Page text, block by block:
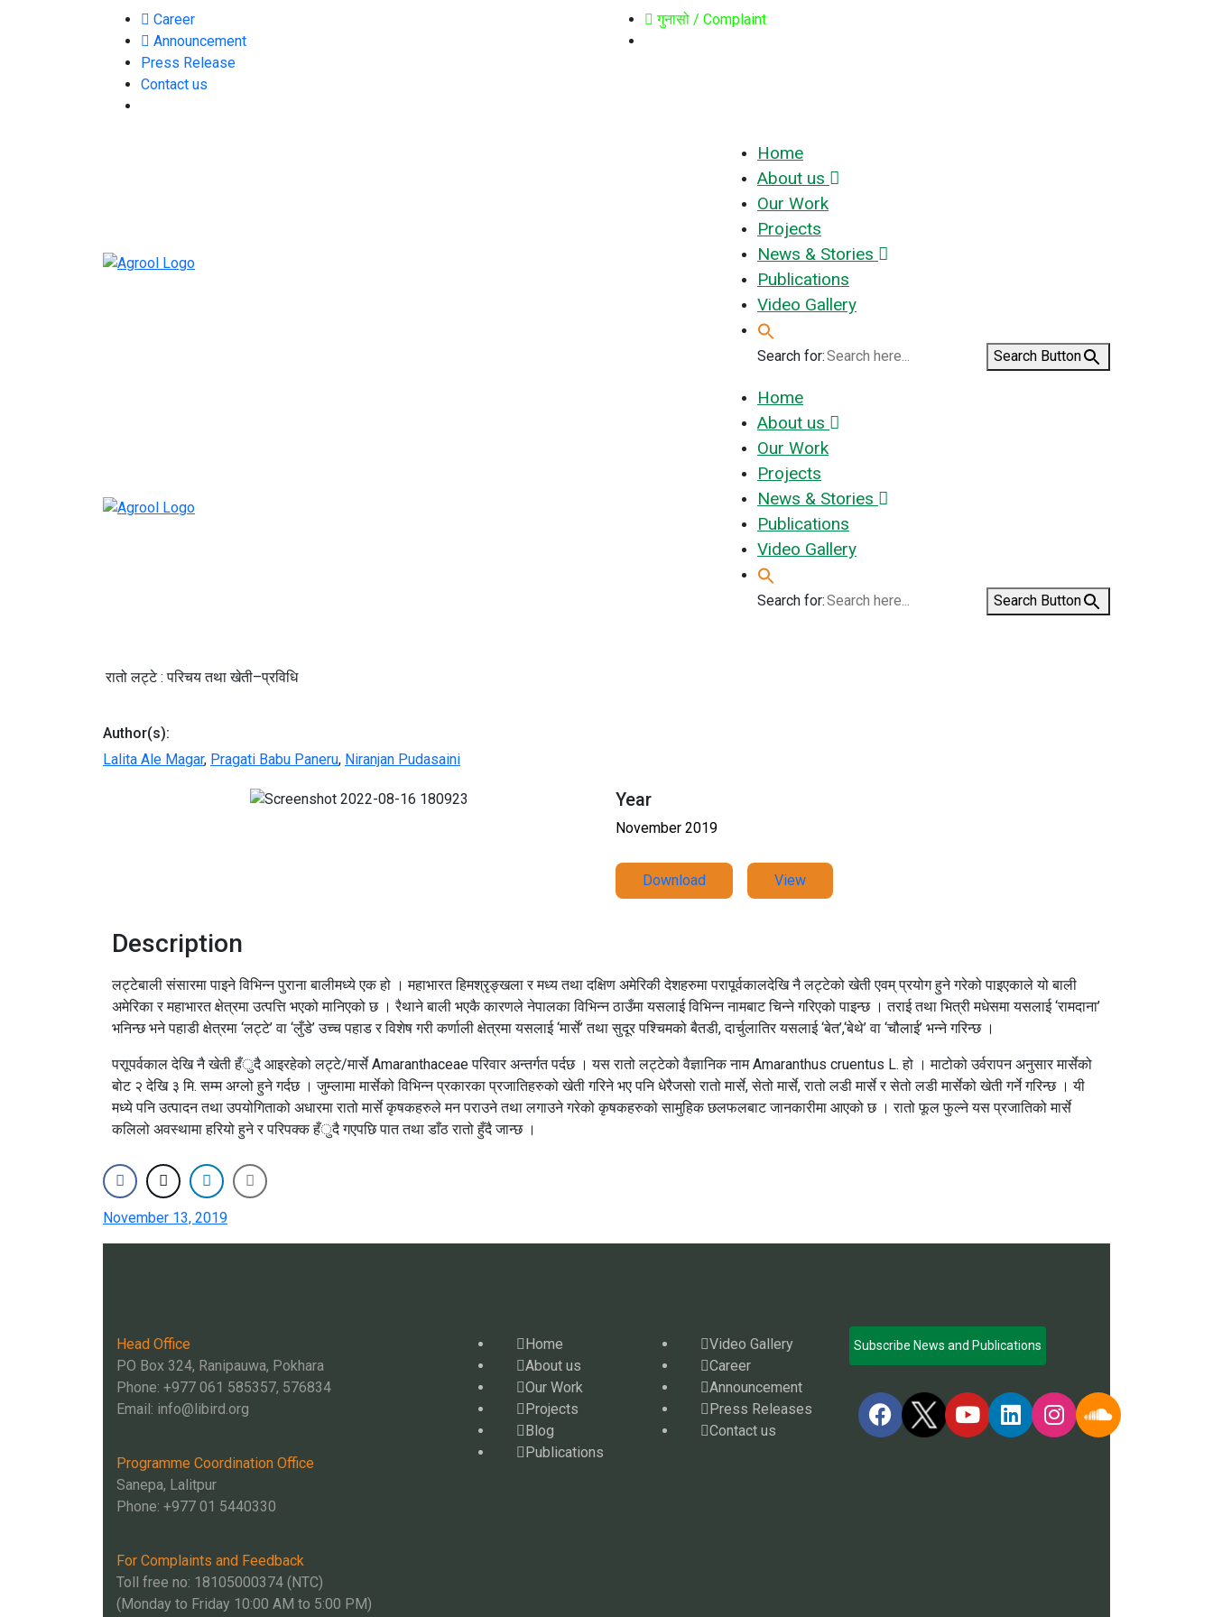
Career
Announcement
Press Release
Contact us
गुनासो / Complaint
Home
About us
Our Work
Projects
News & Stories
Publications
Video Gallery
Search for: Search Button
Home
About us
Our Work
Projects
News & Stories
Publications
Video Gallery
Search for: Search Button
रातो लट्टे : परिचय तथा खेती–प्रविधि
Author(s):
Lalita Ale Magar, Pragati Babu Paneru, Niranjan Pudasaini
Year
November 2019
Download View
Description
लट्टेबाली संसारमा पाइने विभिन्न पुराना बालीमध्ये एक हो । महाभारत हिमश्रृङ्खला र मध्य तथा दक्षिण अमेरिकी देशहरुमा परापूर्वकालदेखि नै लट्टेको खेती एवम् प्रयोग हुने गरेको पाइएकाले यो बाली
अमेरिका र महाभारत क्षेत्रमा उत्पत्ति भएको मानिएको छ । रैथाने बाली भएकै कारणले नेपालका विभिन्न ठाउँमा यसलाई विभिन्न नामबाट चिन्ने गरिएको पाइन्छ । तराई तथा भित्री मधेसमा यसलाई ‘रामदाना’
भनिन्छ भने पहाडी क्षेत्रमा ‘लट्टे’ वा ‘लुँडे’ उच्च पहाड र विशेष गरी कर्णाली क्षेत्रमा यसलाई ‘मार्से’ तथा सुदूर पश्चिमको बैतडी, दार्चुलातिर यसलाई ‘बेत’,‘बेथे’ वा ‘चौलाई’ भन्ने गरिन्छ ।
पराूपर्वकाल देखि नै खेती हँुदै आइरहेको लट्टे/मार्से Amaranthaceae परिवार अन्तर्गत पर्दछ । यस रातो लट्टेको वैज्ञानिक नाम Amaranthus cruentus L. हो । माटोको उर्वरापन अनुसार मार्सेको
बोट २ देखि ३ मि. सम्म अग्लो हुने गर्दछ । जुम्लामा मार्सेको विभिन्न प्रकारका प्रजातिहरुको खेती गरिने भए पनि धेरैजसो रातो मार्से, सेतो मार्से, रातो लडी मार्से र सेतो लडी मार्सेको खेती गर्ने गरिन्छ । यी
मध्ये पनि उत्पादन तथा उपयोगिताको अधारमा रातो मार्से कृषकहरुले मन पराउने तथा लगाउने गरेको कृषकहरुको सामुहिक छलफलबाट जानकारीमा आएको छ । रातो फूल फुल्ने यस प्रजातिको मार्से
कलिलो अवस्थामा हरियो हुने र परिपक्क हँुदै गएपछि पात तथा डाँठ रातो हुँदै जान्छ ।
November 13, 2019
Head Office
PO Box 324, Ranipauwa, Pokhara
Phone: +977 061 585357, 576834
Email: info@libird.org
Programme Coordination Office
Sanepa, Lalitpur
Phone: +977 01 5440330
For Complaints and Feedback
Toll free no: 18105000374 (NTC)
(Monday to Friday 10:00 AM to 5:00 PM)
Home
About us
Our Work
Projects
Blog
Publications
Video Gallery
Career
Announcement
Press Releases
Contact us
Subscribe News and Publications